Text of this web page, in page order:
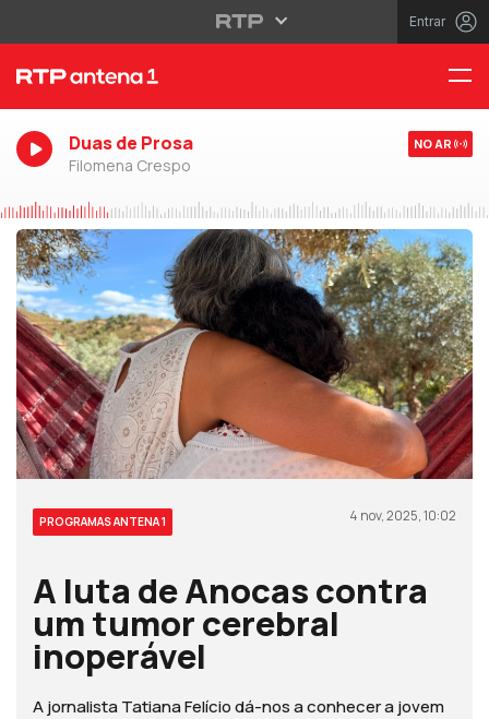
Entrar
Duas de Prosa
Filomena Crespo
NO AR
PROGRAMAS ANTENA 1 4 nov, 2025, 10:02
A luta de Anocas contra
um tumor cerebral
inoperável
A jornalista Tatiana Felício dá-nos a conhecer a jovem